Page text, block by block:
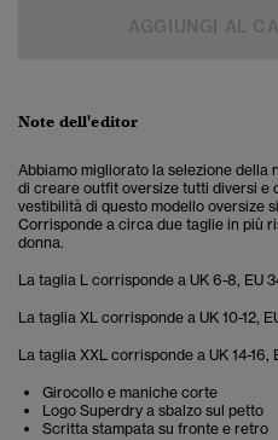
Note dell'editor
Abbiamo migliorato la selezione
di creare outfit oversize tutti diversi e
vestibilità di questo modello oversize
Corrisponde a circa due taglie in più
donna.
La taglia L corrisponde a UK 6-8, EU
La taglia XL corrisponde a UK 10-12,
La taglia XXL corrisponde a UK 14-16,
Girocollo e maniche corte
Logo Superdry a sbalzo sul petto
Scritta stampata su fronte e retro